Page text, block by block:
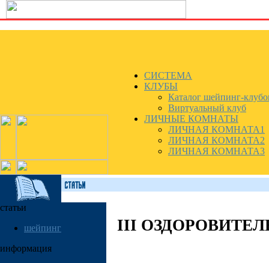
СИСТЕМА
КЛУБЫ
Каталог шейпинг-
Виртуальный клуб
ЛИЧНЫЕ КОМНАТЫ
ЛИЧНАЯ КОМНАТА1
ЛИЧНАЯ КОМНАТА2
ЛИЧНАЯ КОМНАТА3
статьи
шейпинг
информация
III